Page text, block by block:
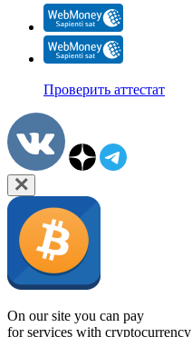
Проверить аттестат
On our site you can pay
for services with cryptocurrency